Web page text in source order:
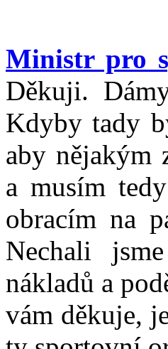
Ministr pro
Děkuji.
Kdyby tady
aby nějakým
a musím
obracím na
Nechali
nákladů a
vám děkuje,